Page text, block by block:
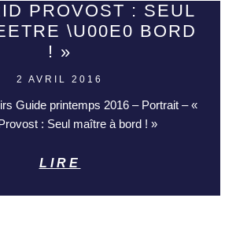
PROVOST : SEUL
\U00E0 BORD
! »
2 AVRIL 2016
Guide printemps 2016 – Portrait – «
: Seul maître à bord ! »
LIRE